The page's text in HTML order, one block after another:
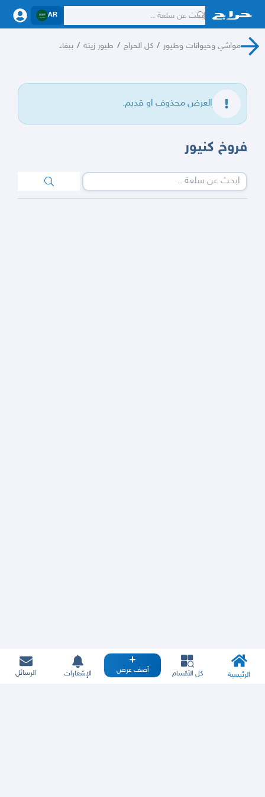
AR
مواشي وحيوانات وطيور / كل الحراج / طيور زينة / ببغاء
العرض محذوف او قديم.
فروخ كنيور
الرئيسية كل الأقسام أضف عرض الإشعارات الرسائل